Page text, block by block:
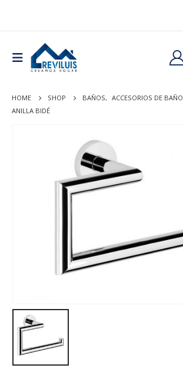
HOME SHOP BAÑOS, ACCESORIOS DE BAÑO
ANILLA BIDÉ